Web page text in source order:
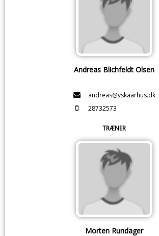
Andreas Blichfeldt Olsen
andreas@vskaarhus.dk
28732573
TRÆNER
Morten Rundager